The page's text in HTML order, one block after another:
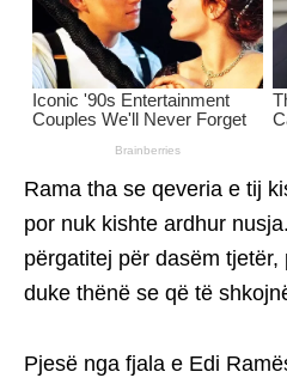
Rama tha se qeveria e tij
por nuk kishte ardhur
përgatitej për dasëm tjetër,
duke thënë se që të
Pjesë nga fjala e Edi